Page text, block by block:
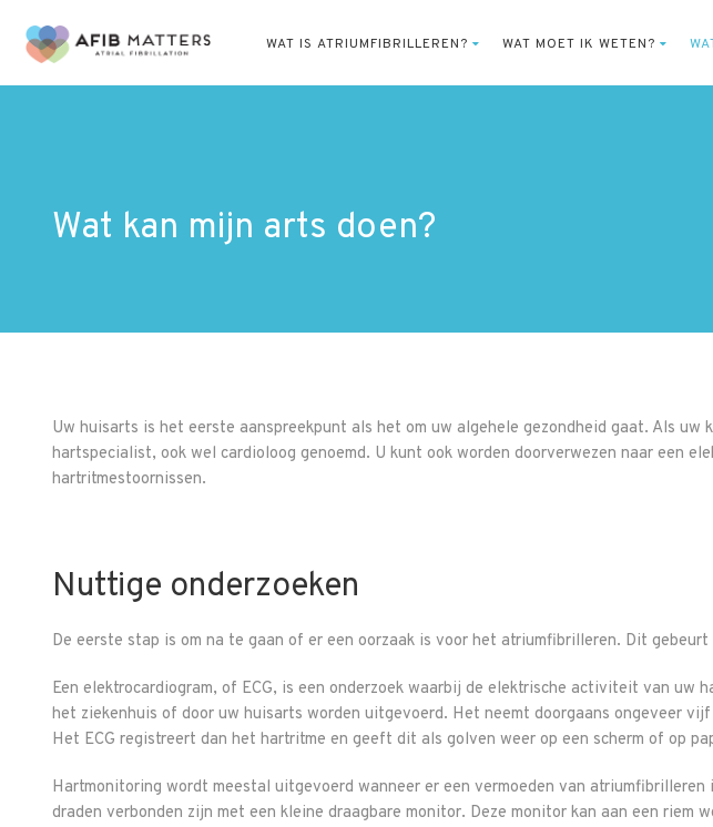
WAT IS ATRIUMFIBRILLEREN? WAT MOET IK WETEN?
Wat kan mijn arts doen?
Uw huisarts is het eerste aanspreekpunt als het om uw algehele gezondheid gaat. Als
hartspecialist, ook wel cardioloog genoemd. U kunt ook worden doorverwezen naar een
hartritmestoornissen.
Nuttige onderzoeken
De eerste stap is om na te gaan of er een oorzaak is voor het atriumfibrilleren. Dit
Een elektrocardiogram, of ECG, is een onderzoek waarbij de elektrische activiteit van uw
het ziekenhuis of door uw huisarts worden uitgevoerd. Het neemt doorgaans ongeveer
Het ECG registreert dan het hartritme en geeft dit als golven weer op een scherm of op
Hartmonitoring wordt meestal uitgevoerd wanneer er een vermoeden van
draden verbonden zijn met een kleine draagbare monitor. Deze monitor kan aan een